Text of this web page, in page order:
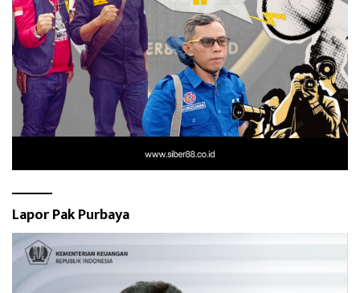
Lapor Pak Purbaya